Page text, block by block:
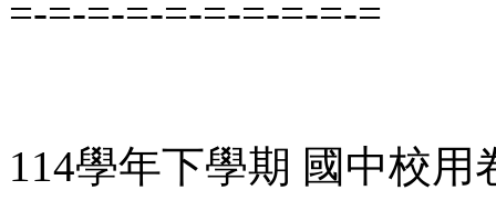
=-=-=-=-=-=-=-=-=-=
114學年下學期 國中校